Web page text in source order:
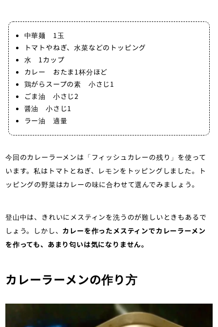
中華麺 1玉
トマトやねぎ、水菜などのトッピング
水 1カップ
カレー おたま1杯分ほど
鶏がらスープの素 小さじ1
ごま油 小さじ2
醤油 小さじ1
ラー油 適量
今回のカレーラーメンは「フィッシュカレーの残り」を使って
います。私はトマトとねぎ、レモンをトッピングしました。ト
ッピングの野菜はカレーの味に合わせて選んでみましょう。
登山中は、きれいにメスティンを洗うのが難しいときもあるで
しょう。しかし、 カレーを作ったメスティンでカレーラーメン
を作っても、あまり匂いは気になりません。
カレーラーメンの作り方